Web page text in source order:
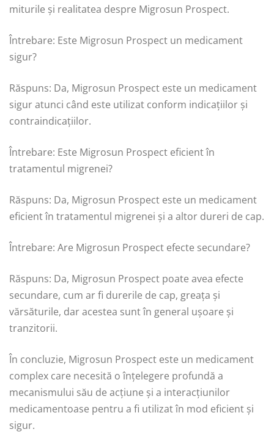
miturile și realitatea despre Migrosun Prospect.
Întrebare: Este Migrosun Prospect un medicament
sigur?
Răspuns: Da, Migrosun Prospect este un medicament
sigur atunci când este utilizat conform indicațiilor și
contraindicațiilor.
Întrebare: Este Migrosun Prospect eficient în
tratamentul migrenei?
Răspuns: Da, Migrosun Prospect este un medicament
eficient în tratamentul migrenei și a altor dureri de cap.
Întrebare: Are Migrosun Prospect efecte secundare?
Răspuns: Da, Migrosun Prospect poate avea efecte
secundare, cum ar fi durerile de cap, greața și
vărsăturile, dar acestea sunt în general ușoare și
tranzitorii.
În concluzie, Migrosun Prospect este un medicament
complex care necesită o înțelegere profundă a
mecanismului său de acțiune și a interacțiunilor
medicamentoase pentru a fi utilizat în mod eficient și
sigur.